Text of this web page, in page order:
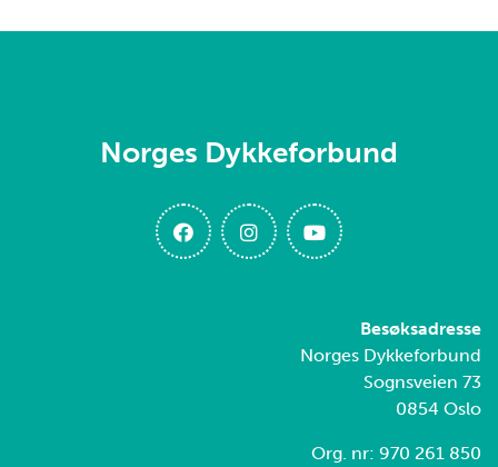
Norges Dykkeforbund
Besøksadresse
Norges Dykkeforbund
Sognsveien 73
0854 Oslo
Org. nr: 970 261 850